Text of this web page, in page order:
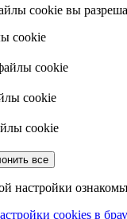
cookie вы
cookie
cookie
cookie
cookie
все
настройки
cookies в